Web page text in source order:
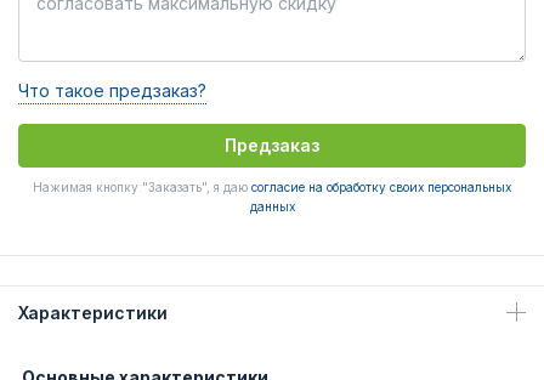
Что такое предзаказ?
Предзаказ
Нажимая кнопку "Заказать", я даю согласие на обработку своих персональных
данных
Характеристики